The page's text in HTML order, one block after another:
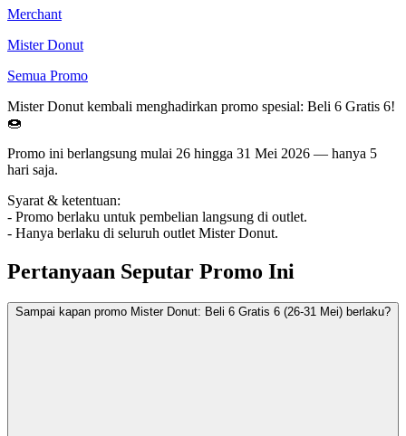
Merchant
Mister Donut
Semua Promo
Mister Donut kembali menghadirkan promo spesial: Beli 6 Gratis 6!
🍩
Promo ini berlangsung mulai 26 hingga 31 Mei 2026 — hanya 5
hari saja.
Syarat & ketentuan:
- Promo berlaku untuk pembelian langsung di outlet.
- Hanya berlaku di seluruh outlet Mister Donut.
Pertanyaan Seputar Promo Ini
Sampai kapan promo Mister Donut: Beli 6 Gratis 6 (26-31 Mei) berlaku?